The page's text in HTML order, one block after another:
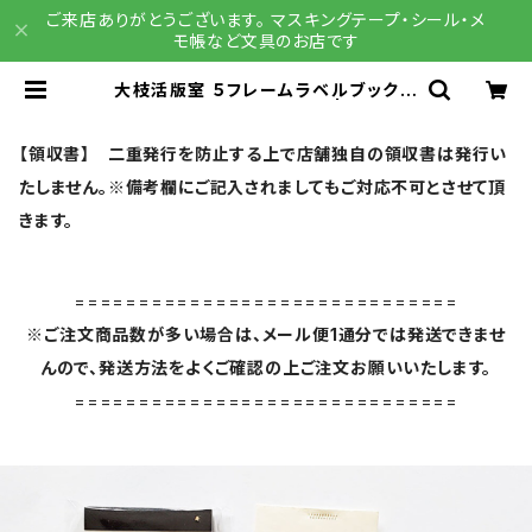
ご来店ありがとうございます。 マスキングテープ・シール・メ
モ帳など文具のお店です
大枝活版室 ５フレームラベルブック
【領収書】 二重発行を防止する上で店舗独自の領収書は発行い
たしません。※備考欄にご記入されましてもご対応不可とさせて頂
きます。
==============================
※ご注文商品数が多い場合は、メール便1通分では発送できませ
んので、発送方法をよくご確認の上ご注文お願いいたします。
==============================